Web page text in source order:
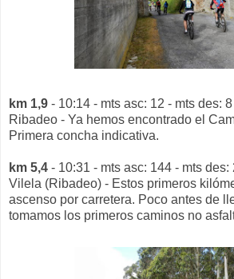
km 1,9 - 10:14 - mts asc: 12 - mts des:
Ribadeo - Ya hemos encontrado el
Primera concha indicativa.
km 5,4 - 10:31 - mts asc: 144 - mts des:
Vilela (Ribadeo) - Estos primeros
ascenso por carretera. Poco antes de
tomamos los primeros caminos no